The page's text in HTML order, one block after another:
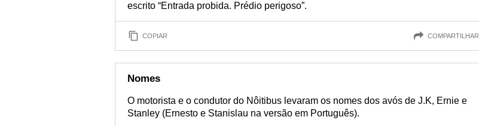
escrito “Entrada probida. Prédio perigoso”.
COPIAR COMPARTILHAR
Nomes
O motorista e o condutor do Nôitibus levaram os nomes dos avós de J.K, Ernie e
Stanley (Ernesto e Stanislau na versão em Português).